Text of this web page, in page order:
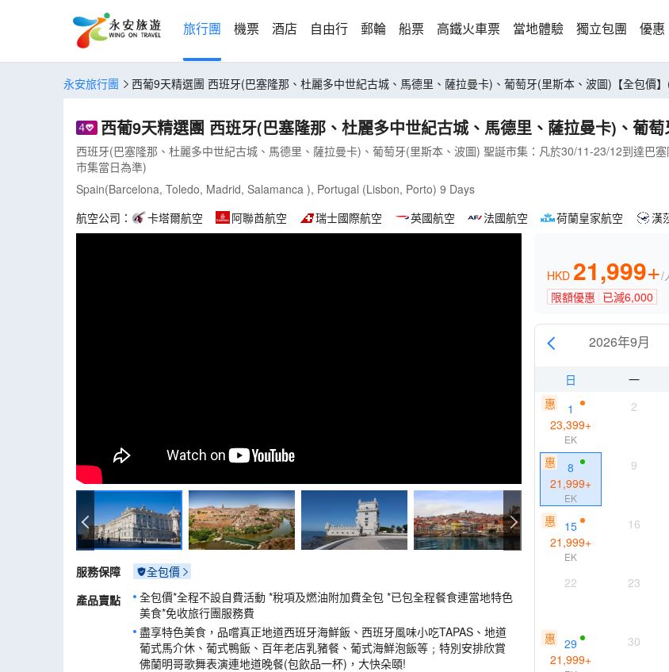
旅行團 機票 酒店 自由行 郵輪 船票 高鐵火車票 當地體驗 獨立包團 優惠
永安旅行團 西葡9天精選團 西班牙(巴塞隆那、杜麗多中世紀古城、馬德里、薩拉曼卡)、葡萄牙(里斯本、波圖)【全包價
西葡9天精選團 西班牙(巴塞隆那、杜麗多中世紀古城、馬德里、薩拉曼卡)、葡
西班牙(巴塞隆那、杜麗多中世紀古城、馬德里、薩拉曼卡)、葡萄牙(里斯本、波圖) 聖誕市集：凡於30/11-23/12到達巴
市集當日為準)
Spain(Barcelona, Toledo, Madrid, Salamanca ), Portugal (Lisbon, Porto) 9 Days
航空公司：
卡塔爾航空 阿聯酋航空 瑞士國際航空 英國航空 法國航空 荷蘭皇家航空 漢
服務保障
全包價
產品賣點
全包價*全程不設自費活動 *稅項及燃油附加費全包 *已包全程餐食連當地特色
美食*免收旅行團服務費
盡享特色美食，品嚐真正地道西班牙海鮮飯、西班牙風味小吃TAPAS、地道
葡式馬介休、葡式鴨飯、百年老店乳豬餐、葡式海鮮泡飯等﹔特別安排欣賞
佛蘭明哥歌舞表演連地道晚餐(包飲品一杯)，大快朵頤!
HKD 21,999+/
限額優惠 已減6,000
2026年9月
日 一
惠
1
23,399+
EK
2
惠
8
21,999+
EK
9
惠
15
21,999+
EK
16
22 23
惠
29
21,999+
30